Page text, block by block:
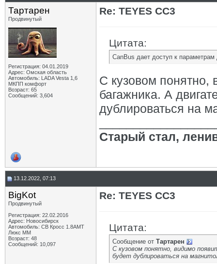
Тартарен
Продвинутый
Регистрация: 04.01.2019
Адрес: Омская область
Автомобиль: LADA Vesta 1,6
МКПП комфорт
Возраст: 65
Сообщений: 3,604
Re: TEYES CC3
Цитата:
CanBus дает доступ к параметрам
С кузовом понятно,
багажника. А
дублироваться на
Старый стал,
13.12.2022, 07:13
BigKot
Продвинутый
Регистрация: 22.02.2016
Адрес: Новосибирск
Автомобиль: СВ Кросс 1.8АМТ
Люкс ММ
Возраст: 48
Сообщений: 10,097
Re: TEYES CC3
Цитата:
Сообщение от Тартарен
С кузовом понятно, видимо
будет дублироваться на